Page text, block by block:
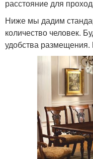
расстояние для
Ниже мы дадим
количество человек.
удобства размещения.